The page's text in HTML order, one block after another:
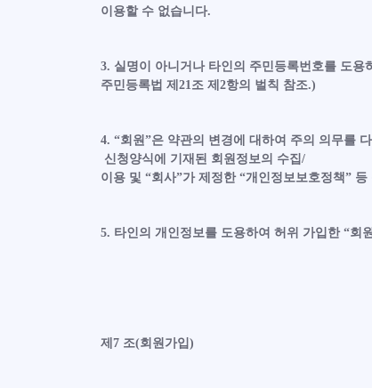
이용할 수 없습니다.
3. 실명이 아니거나 타인의 주민등록번호를 도
주민등록법 제21조 제2항의 벌칙 참조.)
4. “회원”은 약관의 변경에 대하여 주의 의무를
신청양식에 기재된 회원정보의 수집/
이용 및 “회사”가 제정한 “개인정보보호정책”
5. 타인의 개인정보를 도용하여 허위 가입한 “회
제7 조(회원가입)